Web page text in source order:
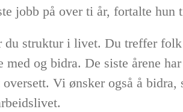
jobb på over ti år, fortalte hun
struktur i livet. Du treffer
og bidra. De siste årene
Vi ønsker også å